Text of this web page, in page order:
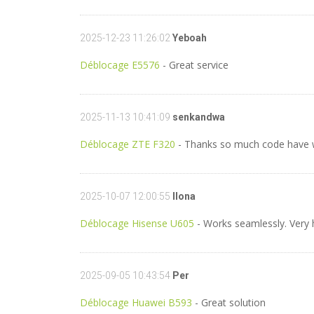
2025-12-23 11:26:02 Yeboah
Déblocage E5576 - Great service
2025-11-13 10:41:09 senkandwa
Déblocage ZTE F320 - Thanks so much code have
2025-10-07 12:00:55 Ilona
Déblocage Hisense U605 - Works seamlessly. Very
2025-09-05 10:43:54 Per
Déblocage Huawei B593 - Great solution